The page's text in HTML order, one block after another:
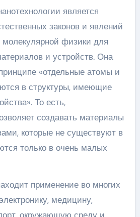
является
законов и явлений
физики для
и устройств. Она
«отдельные атомы и
в структуры, имеющие
То есть,
создавать материалы
которые не существуют в
только в очень малых
применение во многих
медицину,
окружающую среду и